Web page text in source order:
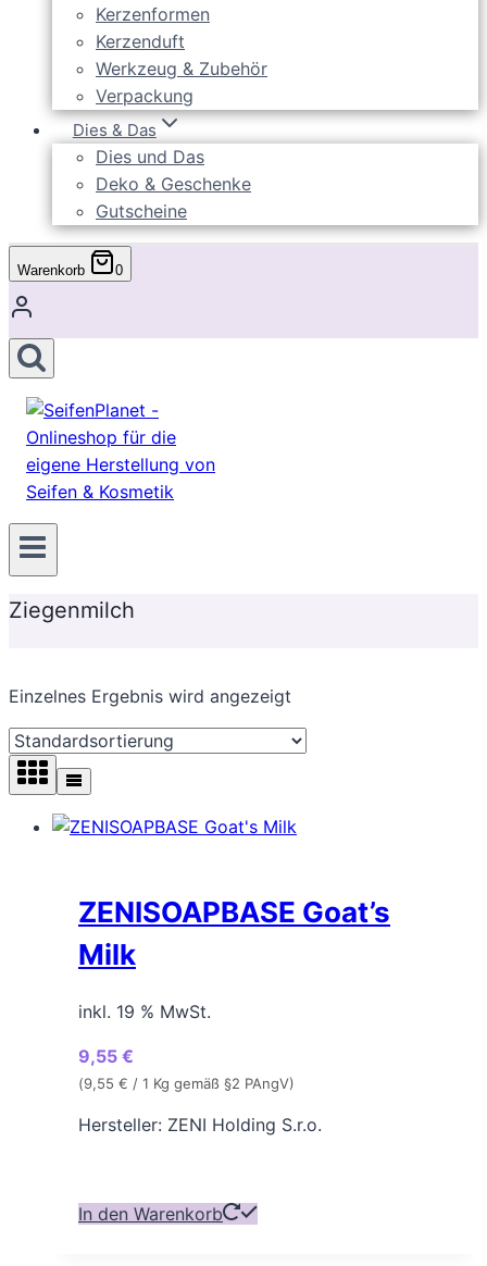
Kerzenformen
Kerzenduft
Werkzeug & Zubehör
Verpackung
Dies & Das
Dies und Das
Deko & Geschenke
Gutscheine
Warenkorb 0
Ziegenmilch
Einzelnes Ergebnis wird angezeigt
ZENISOAPBASE Goat’s
Milk
inkl. 19 % MwSt.
9,55 €
(9,55 € / 1 Kg gemäß §2 PAngV)
Hersteller: ZENI Holding S.r.o.
In den Warenkorb